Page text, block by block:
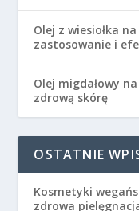
Olej z wiesiołka
zastosowanie i
Olej migdałowy
zdrową skórę
OSTATNIE
Kosmetyki
zdrowa